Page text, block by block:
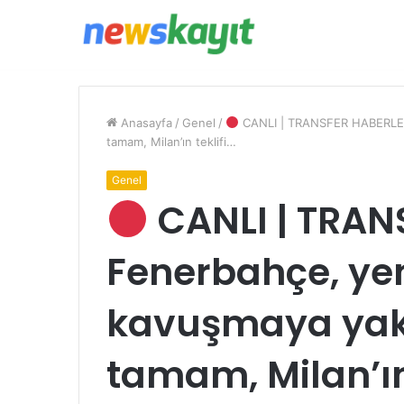
Anasayfa / Genel /
CANLI | TRANSFER
tamam, Milan’ın teklifi…
Genel
CANLI |
Fenerbahçe,
kavuşmaya
tamam,